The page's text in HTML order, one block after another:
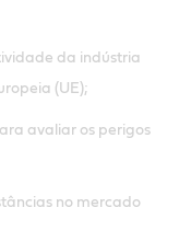
da indústria
(UE);
avaliar os perigos
no mercado